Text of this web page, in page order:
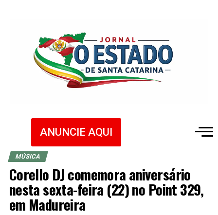
ANUNCIE AQUI
MÚSICA
Corello DJ comemora aniversário
nesta sexta-feira (22) no Point 329,
em Madureira